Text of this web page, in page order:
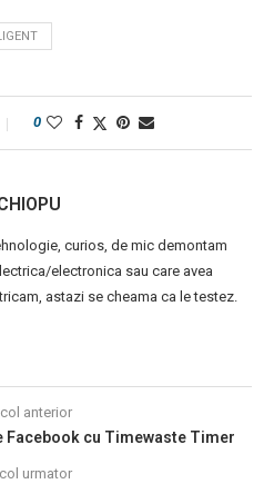
0
curios, de mic demontam
electronica sau care avea
astazi se cheama ca le testez.
anterior
Facebook cu Timewaste Timer
urmator